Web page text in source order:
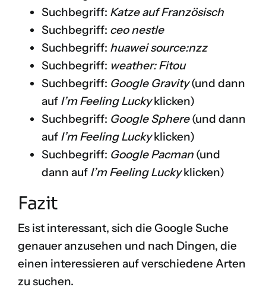
Suchbegriff: Katze auf Französisch
Suchbegriff: ceo nestle
Suchbegriff: huawei source:nzz
Suchbegriff: weather: Fitou
Suchbegriff: Google Gravity(und dann
auf I’m Feeling Luckyklicken)
Suchbegriff: Google Sphere(und dann
auf I’m Feeling Luckyklicken)
Suchbegriff: Google Pacman (und
dann auf I’m Feeling Luckyklicken)
Fazit
Es ist interessant, sich die Google Suche
genauer anzusehen und nach Dingen, die
einen interessieren auf verschiedene Arten
zu suchen.